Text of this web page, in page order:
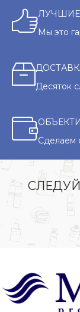
ЛУЧШИЕ
Мы это
Десяток
Сделаем